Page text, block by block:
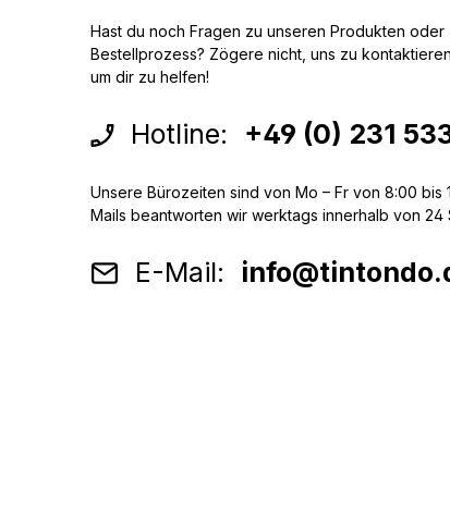
Hast du noch Fragen zu unseren Produkten oder
Bestellprozess? Zögere nicht, uns zu
um dir zu helfen!
Hotline: +49 (0) 231
Unsere Bürozeiten sind von Mo – Fr von 8:00 bis
Mails beantworten wir werktags innerhalb von 24
E-Mail: